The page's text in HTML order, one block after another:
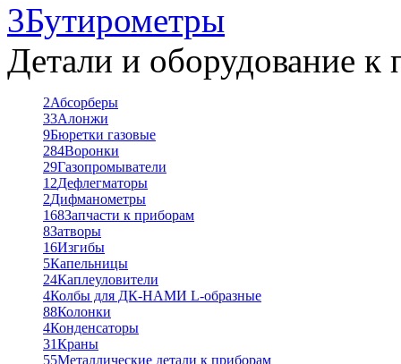
3Бутирометры
Детали и оборудование к
2Абсорберы
33Алонжи
9Бюретки газовые
284Воронки
29Газопромыватели
12Дефлегматоры
2Дифманометры
168Запчасти к приборам
8Затворы
16Изгибы
5Капельницы
24Каплеуловители
4Колбы для ДК-НАМИ L-образные
88Колонки
4Конденсаторы
31Краны
55Металлические детали к приборам